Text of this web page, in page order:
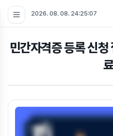
2026. 08. 08. 24:25:08
민간자격증 등록 신